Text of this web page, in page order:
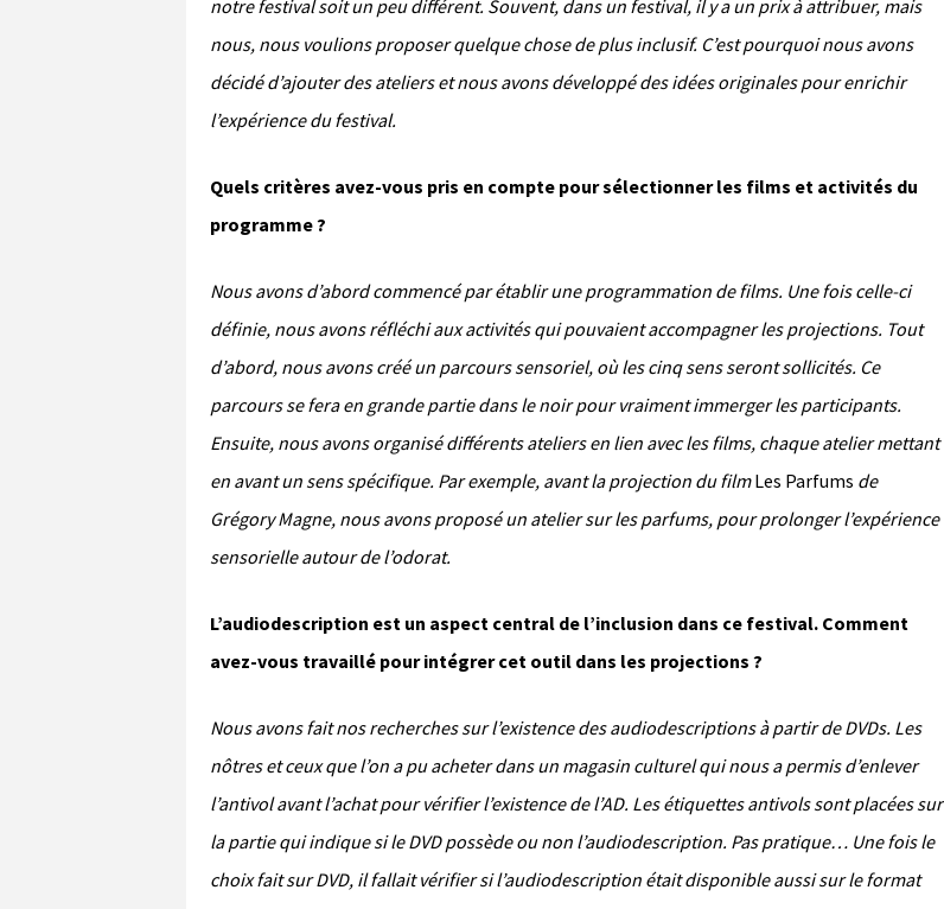
notre festival soit un peu différent. Souvent, dans un festival, il y a un prix à attribuer, mais
nous, nous voulions proposer quelque chose de plus inclusif. C’est pourquoi nous avons
décidé d’ajouter des ateliers et nous avons développé des idées originales pour enrichir
l’expérience du festival.
Quels critères avez-vous pris en compte pour sélectionner les films et activités du
programme ?
Nous avons d’abord commencé par établir une programmation de films. Une fois celle-ci
définie, nous avons réfléchi aux activités qui pouvaient accompagner les projections. Tout
d’abord, nous avons créé un parcours sensoriel, où les cinq sens seront sollicités. Ce
parcours se fera en grande partie dans le noir pour vraiment immerger les participants.
Ensuite, nous avons organisé différents ateliers en lien avec les films, chaque atelier mettant
en avant un sens spécifique. Par exemple, avant la projection du filmLes Parfums de
Grégory Magne, nous avons proposé un atelier sur les parfums, pour prolonger l’expérience
sensorielle autour de l’odorat.
L’audiodescription est un aspect central de l’inclusion dans ce festival. Comment
avez-vous travaillé pour intégrer cet outil dans les projections ?
Nous avons fait nos recherches sur l’existence des audiodescriptions à partir de DVDs. Les
nôtres et ceux que l’on a pu acheter dans un magasin culturel qui nous a permis d’enlever
l’antivol avant l’achat pour vérifier l’existence de l’AD. Les étiquettes antivols sont placées sur
la partie qui indique si le DVD possède ou non l’audiodescription. Pas pratique… Une fois le
choix fait sur DVD, il fallait vérifier si l’audiodescription était disponible aussi sur le format